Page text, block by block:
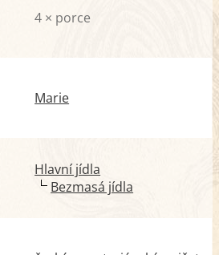
4 × porce
Marie
Hlavní jídla
Bezmasá jídla